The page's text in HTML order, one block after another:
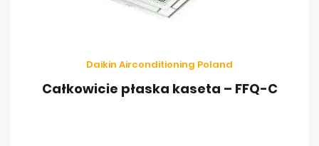
Daikin Airconditioning Poland
Całkowicie płaska kaseta – FFQ-C